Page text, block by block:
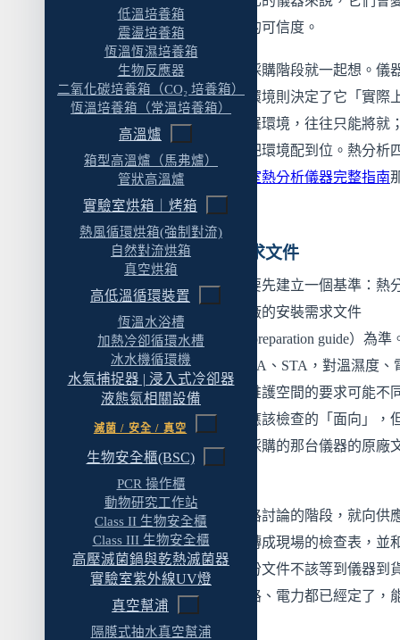
低溫培養箱
震盪培養箱
恆溫恆濕培養箱
生物反應器
二氧化碳培養箱（CO₂ 培養箱）
恆溫培養箱（常溫培養箱）
高溫爐
箱型高溫爐（馬弗爐）
管狀高溫爐
實驗室烘箱｜烤箱
熱風循環烘箱(強制對流)
自然對流烘箱
真空烘箱
高低溫循環裝置
恆溫水浴槽
加熱冷卻循環水槽
冰水機循環機
水氣捕捉器 | 浸入式冷卻器
液態氮相關設備
滅菌 / 安全 / 真空
生物安全櫃(BSC)
PCR 操作櫃
動物研究工作站
Class II 生物安全櫃
Class III 生物安全櫃
高壓滅菌鍋與乾熱滅菌器
實驗室紫外線UV燈
真空幫浦
隔膜式抽水真空幫浦
混在數據裡的雜訊，拉低數據的可信度。
這也是為什麼安裝環境值得在採購階段就一起想。儀
格決定了它「能做到多好」，環境則決定了它「實際
發揮多少」。等儀器到貨才張羅環境，往往只能將就
規劃階段一起考慮，才有空間把環境配到位。熱分析
技術的整體概念，可參閱
實驗室熱分析儀器完整指南
篇。
規劃前先調出原廠安裝需求文件
在往下談各項環境條件之前，要先建立一個基準：熱
儀器的實際安裝條件，應以原廠的安裝需求文件
（installation requirement 或 site preparation guide）為準
同品牌、不同型號的 DSC、TGA、STA，對溫濕度、
力、氣體流量、排氣、冷卻與維護空間的要求可能不
——這篇文章整理的是規劃時應該檢查的「面向」，
一項的具體數值，仍要回到你採購的那台儀器的原廠
實務上的做法是：採購進入規格討論的階段，就向供
索取這份安裝需求文件，把它轉成現場的檢查表，並
驗室的工程圖面一起核對。這份文件不該等到儀器到
拿出來對——那時候空間、管路、電力都已經定了，
整的餘地很小。